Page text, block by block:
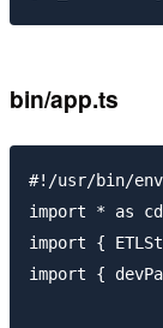
bin/app.ts
#!/usr/bin/env
import * as
import {
import {